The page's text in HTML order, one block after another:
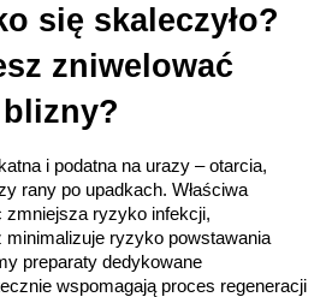
się skaleczyło?
zniwelować
i podatna na urazy – otarcia,
rany po upadkach. Właściwa
zmniejsza ryzyko infekcji,
minimalizuje ryzyko powstawania
preparaty dedykowane
wspomagają proces regeneracji